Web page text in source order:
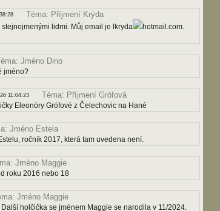
Téma: Příjmení Krýda
lidmi. Můj email je lkryda
hotmail.com.
Jméno Dino
jméno?
11:04:23 Téma: Příjmení Grófová
Eleonóry Grófové z Čelechovic na Hané
Jméno Estela
ročník 2017, která tam uvedena není.
Jméno Maggie
roku 2016 nebo 18
Jméno Maggie
holčička se jménem Maggie se narodila v 11/2024.